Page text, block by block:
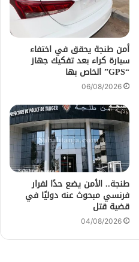
أمن طنجة يحقق في اختفاء
سيارة كراء بعد تفكيك جهاز
“GPS” الخاص بها
06/08/2026
طنجة.. الأمن يضع حدًا لفرار
فرنسي مبحوث عنه دوليًا في
قضية قتل
04/08/2026